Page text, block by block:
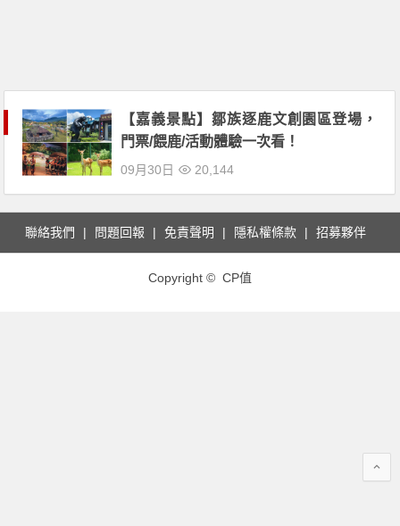
【嘉義景點】鄒族逐鹿文創園區登場，
門票/餵鹿/活動體驗一次看！
09月30日 20,144
聯絡我們 問題回報 免責聲明 隱私權條款 招募夥伴
Copyright © CP值